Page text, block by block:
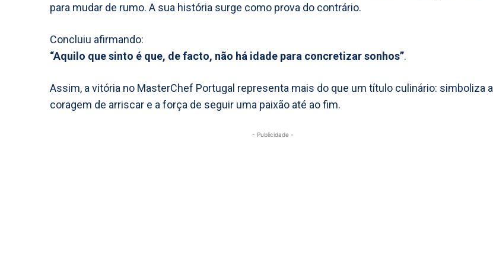
para mudar de rumo. A sua história surge como prova do contrário.
Concluiu afirmando:
“Aquilo que sinto é que, de facto, não há idade para concretizar sonhos”.
Assim, a vitória no MasterChef Portugal representa mais do que um título culinário: simboliza a
coragem de arriscar e a força de seguir uma paixão até ao fim.
- Publicidade -